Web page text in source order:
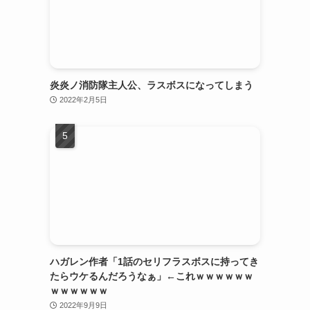
炎炎ノ消防隊主人公、ラスボスになってしまう
2022年2月5日
ハガレン作者「1話のセリフラスボスに持ってき
たらウケるんだろうなぁ」←これｗｗｗｗｗｗ
ｗｗｗｗｗｗ
2022年9月9日